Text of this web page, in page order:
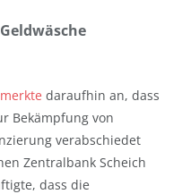
merkte daraufhin an, dass
Bekämpfung von
verabschiedet
Zentralbank Scheich
dass die